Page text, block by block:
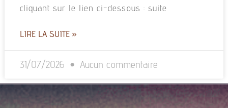
cliquant sur le lien ci-dessous : suite
LIRE LA SUITE »
31/07/2026 Aucun commentaire